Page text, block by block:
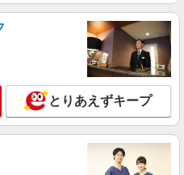
1600円（経験・能力による） ※
費別途支給（規定あり） ゜
+゜・。○。・゜+゜ 入社祝い金10
・゜+゜・。○。・゜+゜
詳細を見る
くなれる携帯販売
とりあえずキープ